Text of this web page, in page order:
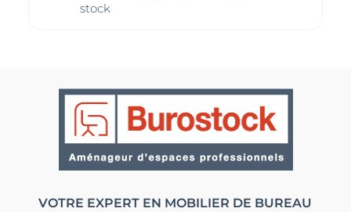
stock
VOTRE EXPERT EN MOBILIER DE BUREAU